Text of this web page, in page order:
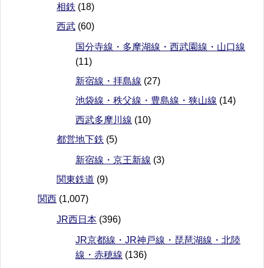
相鉄 (18)
西武 (60)
国分寺線・多摩湖線・西武園線・山口線
(11)
新宿線・拝島線 (27)
池袋線・秩父線・豊島線・狭山線 (14)
西武多摩川線 (10)
都営地下鉄 (5)
新宿線・京王新線 (3)
関東鉄道 (9)
関西 (1,007)
JR西日本 (396)
JR京都線・JR神戸線・琵琶湖線・北陸
線・赤穂線 (136)